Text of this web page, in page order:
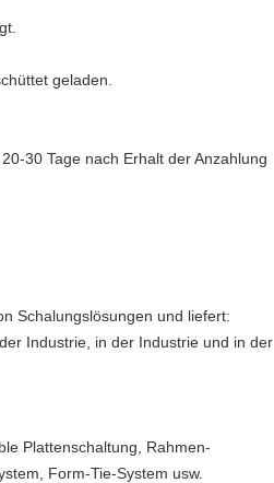
geladen.
30 Tage nach Erhalt der Anzahlung
Schalungslösungen und liefert:
Industrie, in der Industrie und in der
Plattenschaltung, Rahmen-
Form-Tie-System usw.